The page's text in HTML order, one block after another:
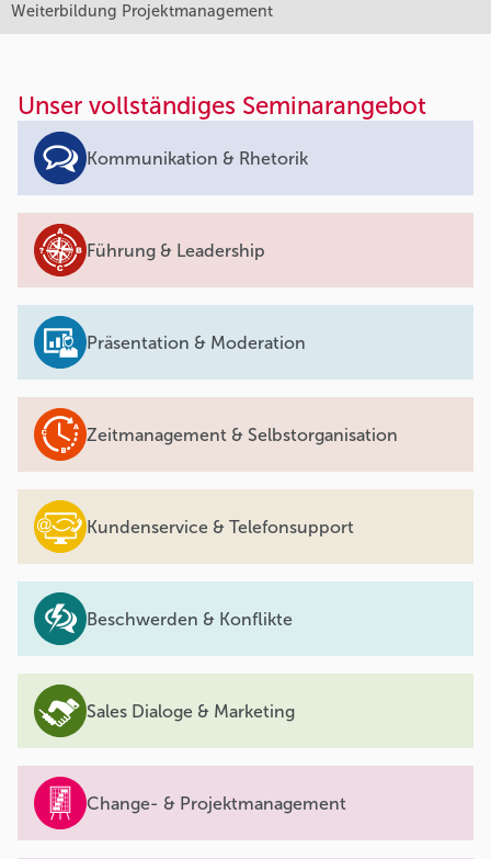
Weiterbildung Projektmanagement
Unser vollständiges Seminarangebot
Kommunikation & Rhetorik
Führung & Leadership
Präsentation & Moderation
Zeitmanagement & Selbstorganisation
Kundenservice & Telefonsupport
Beschwerden & Konflikte
Sales Dialoge & Marketing
Change- & Projektmanagement